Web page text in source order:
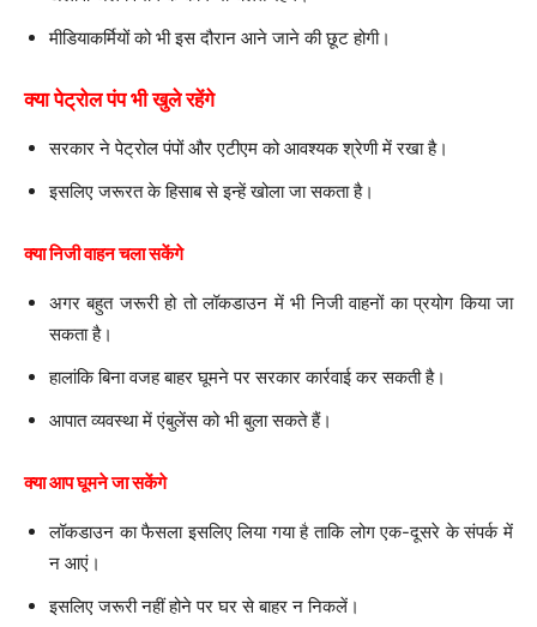
मीडियाकर्मियों को भी इस दौरान आने जाने की छूट होगी।
क्या पेट्रोल पंप भी खुले रहेंगे
सरकार ने पेट्रोल पंपों और एटीएम को आवश्यक श्रेणी में रखा है।
इसलिए जरूरत के हिसाब से इन्हें खोला जा सकता है।
क्या निजी वाहन चला सकेंगे
अगर बहुत जरूरी हो तो लॉकडाउन में भी निजी वाहनों का प्रयोग किया जा
सकता है।
हालांकि बिना वजह बाहर घूमने पर सरकार कार्रवाई कर सकती है।
आपात व्यवस्था में एंबुलेंस को भी बुला सकते हैं।
क्या आप घूमने जा सकेंगे
लॉकडाउन का फैसला इसलिए लिया गया है ताकि लोग एक-दूसरे के संपर्क में
न आएं।
इसलिए जरूरी नहीं होने पर घर से बाहर न निकलें।